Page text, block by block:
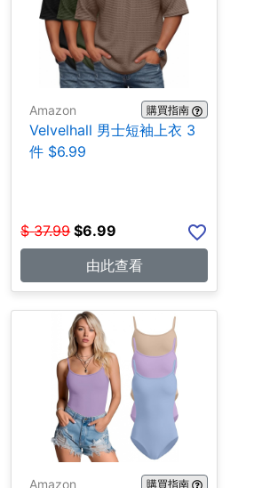
Amazon 購買指南
Velvelhall 男士短袖上衣 3
件 $6.99
$ 37.99 $6.99
由此查看
Amazon 購買指南